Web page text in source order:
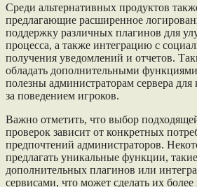
Среди альтернативных продуктов
предлагающие расширенное
поддержку различных плагинов для
процесса, а также интеграцию с
получения уведомлений и отчетов.
обладать дополнительными
полезны администраторам сервера
за поведением игроков.
Важно отметить, что выбор
проверок зависит от конкретных
предпочтений администраторов.
предлагать уникальные функции,
дополнительных плагинов или
сервисами, что может сделать их